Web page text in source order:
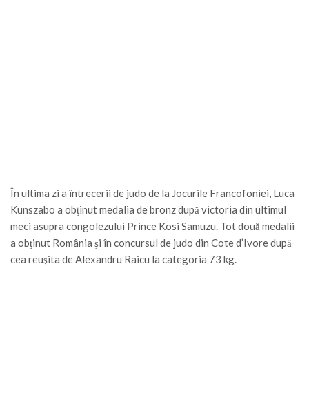
În ultima zi a întrecerii de judo de la Jocurile Francofoniei, Luca
Kunszabo a obţinut medalia de bronz după victoria din ultimul
meci asupra congolezului Prince Kosi Samuzu. Tot două medalii
a obţinut România şi în concursul de judo din Cote d’Ivore după
cea reuşita de Alexandru Raicu la categoria 73 kg.